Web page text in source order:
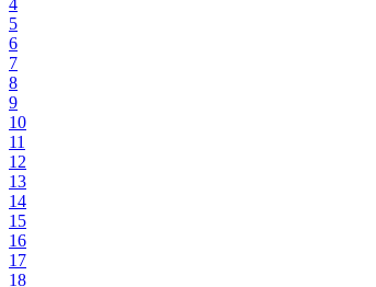
4
5
6
7
8
9
10
11
12
13
14
15
16
17
18